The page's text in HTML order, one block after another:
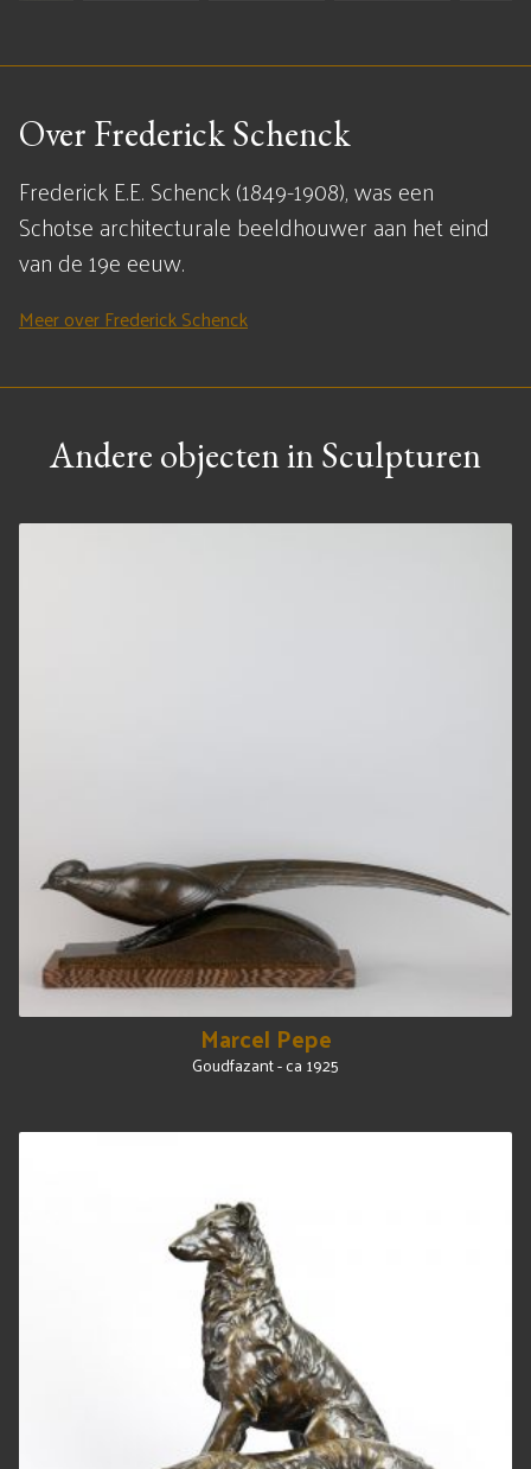
Over Frederick Schenck
Frederick E.E. Schenck (1849-1908), was een
Schotse architecturale beeldhouwer aan het eind
van de 19e eeuw.
Meer over Frederick Schenck
Andere objecten in Sculpturen
Marcel Pepe
Goudfazant - ca 1925